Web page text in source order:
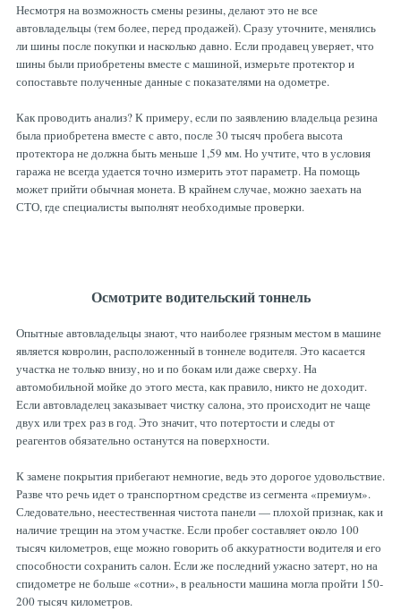
Несмотря на возможность смены резины, делают это не все
автовладельцы (тем более, перед продажей). Сразу уточните, менялись
ли шины после покупки и насколько давно. Если продавец уверяет, что
шины были приобретены вместе с машиной, измерьте протектор и
сопоставьте полученные данные с показателями на одометре.
Как проводить анализ? К примеру, если по заявлению владельца резина
была приобретена вместе с авто, после 30 тысяч пробега высота
протектора не должна быть меньше 1,59 мм. Но учтите, что в условия
гаража не всегда удается точно измерить этот параметр. На помощь
может прийти обычная монета. В крайнем случае, можно заехать на
СТО, где специалисты выполнят необходимые проверки.
Осмотрите водительский тоннель
Опытные автовладельцы знают, что наиболее грязным местом в машине
является ковролин, расположенный в тоннеле водителя. Это касается
участка не только внизу, но и по бокам или даже сверху. На
автомобильной мойке до этого места, как правило, никто не доходит.
Если автовладелец заказывает чистку салона, это происходит не чаще
двух или трех раз в год. Это значит, что потертости и следы от
реагентов обязательно останутся на поверхности.
К замене покрытия прибегают немногие, ведь это дорогое удовольствие.
Разве что речь идет о транспортном средстве из сегмента «премиум».
Следовательно, неестественная чистота панели — плохой признак, как и
наличие трещин на этом участке. Если пробег составляет около 100
тысяч километров, еще можно говорить об аккуратности водителя и его
способности сохранить салон. Если же последний ужасно затерт, но на
спидометре не больше «сотни», в реальности машина могла пройти 150-
200 тысяч километров.